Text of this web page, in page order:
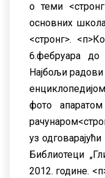
о теми
основних
<стронг>.
6.фебруара
Наjбољи радови
фото
рачунаром
уз
Библиотеци
2012. године.